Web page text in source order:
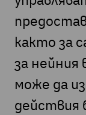
както за
за нейния
може да
действия